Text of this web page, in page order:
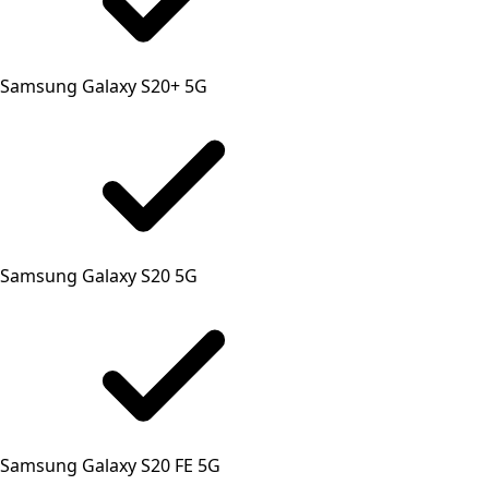
Samsung Galaxy S20+ 5G
Samsung Galaxy S20 5G
Samsung Galaxy S20 FE 5G